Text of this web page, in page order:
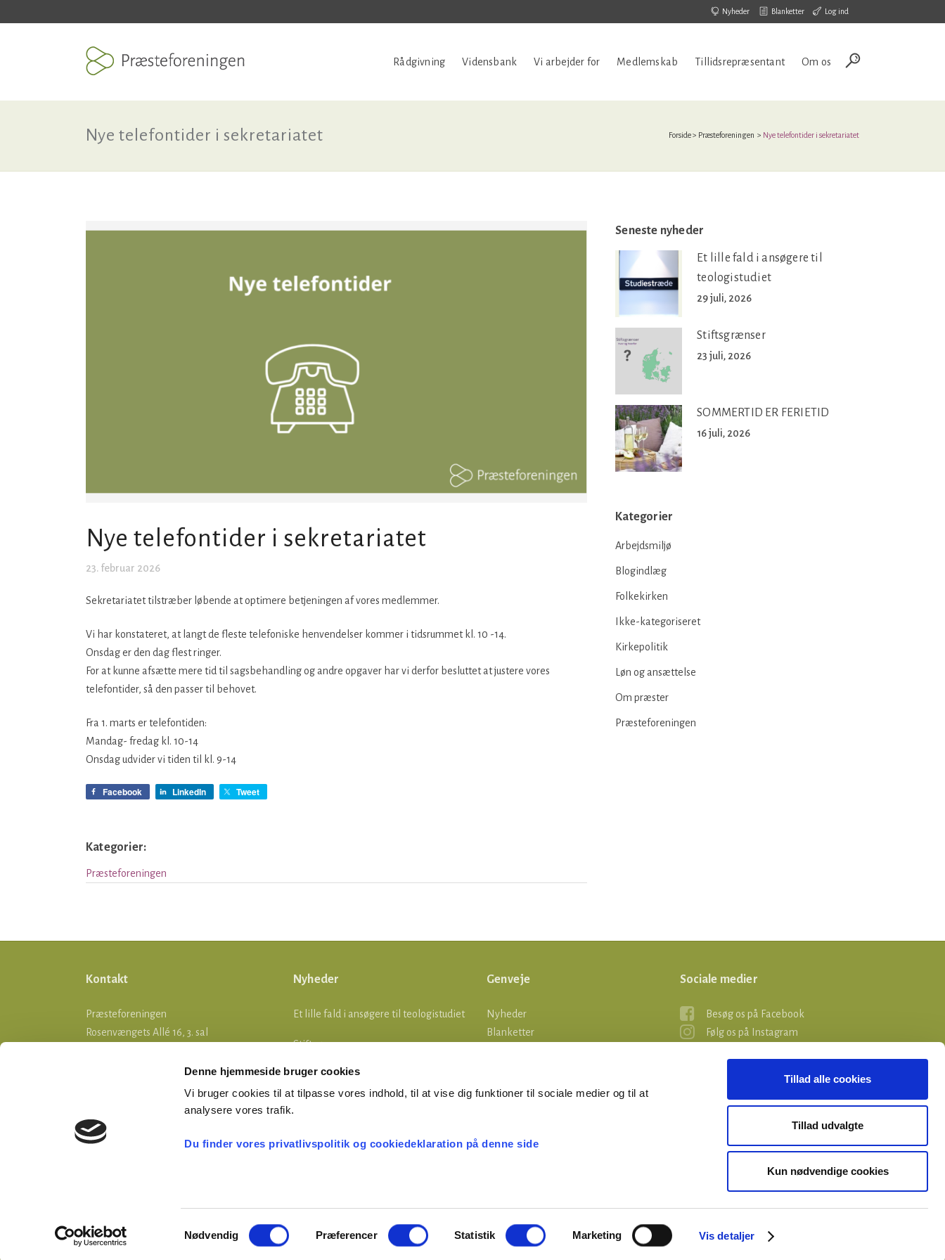
Denne hjemmeside bruger cookies
Vi bruger cookies til at tilpasse vores indhold, til at vise dig funktioner til sociale medier og til at
analysere vores trafik.
Du finder vores privatlivspolitik og cookiedeklaration på denne side
Samtykkevalg
Nødvendig Præferencer Statistik Marketing Vis detaljer
Tillad alle cookies
Tillad udvalgte
Kun nødvendige cookies
Nyheder Blanketter Log ind
Rådgivning Vidensbank Vi arbejder for Medlemskab Tillidsrepræsentant Om os
Nye telefontider i sekretariatet Forside> Præsteforeningen > Nye telefontider i sekretariatet
Nye telefontider i sekretariatet
23. februar 2026
Sekretariatet tilstræber løbende at optimere betjeningen af vores medlemmer.
Vi har konstateret, at langt de fleste telefoniske henvendelser kommer i tidsrummet kl. 10 -14.
Onsdag er den dag flest ringer.
For at kunne afsætte mere tid til sagsbehandling og andre opgaver har vi derfor besluttet at justere vores
telefontider, så den passer til behovet.
Fra 1. marts er telefontiden:
Mandag- fredag kl. 10-14
Onsdag udvider vi tiden til kl. 9-14
Facebook LinkedIn Tweet
Kategorier:
Præsteforeningen
Seneste nyheder
Et lille fald i ansøgere til
teologistudiet
29 juli, 2026
Stiftsgrænser
23 juli, 2026
SOMMERTID ER FERIETID
16 juli, 2026
Kategorier
Arbejdsmiljø
Blogindlæg
Folkekirken
Ikke-kategoriseret
Kirkepolitik
Løn og ansættelse
Om præster
Præsteforeningen
Kontakt
Præsteforeningen
Rosenvængets Allé 16, 3. sal
ddp@praesteforening.dk
webmaster@praesteforening.dk
CVR 2660 1010
Nyheder
Et lille fald i ansøgere til teologistudiet
Stiftsgrænser
SOMMERTID ER FERIETID
Genveje
Nyheder
Blanketter
Sociale medier
Besøg os på Facebook
Følg os på Instagram
© Præsteforeningen